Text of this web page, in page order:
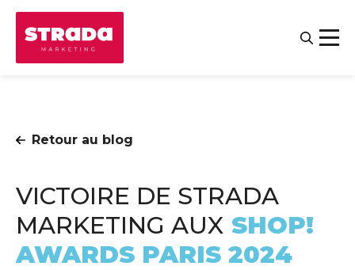
Retour au blog
VICTOIRE DE STRADA
MARKETING AUX SHOP!
AWARDS PARIS 2024